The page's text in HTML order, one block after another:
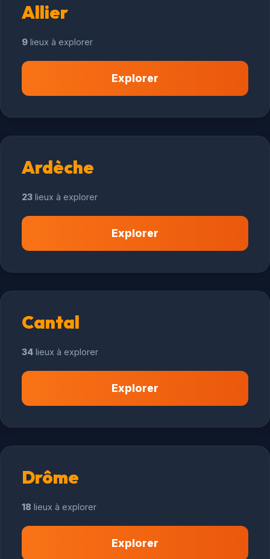
Allier
9 lieux à explorer
Explorer
Ardèche
23 lieux à explorer
Explorer
Cantal
34 lieux à explorer
Explorer
Drôme
18 lieux à explorer
Explorer